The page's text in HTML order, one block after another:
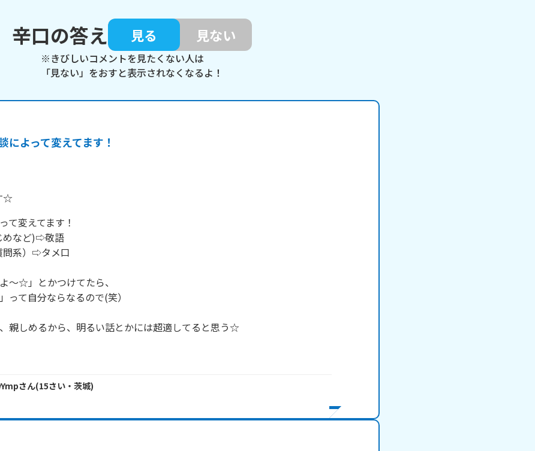
辛口の答え
見る 見ない
※きびしいコメントを見たくない人は
「見ない」をおすと表示されなくなるよ！
によって変えてます！
☆
て変えてます！
めなど)⇨敬語
系）⇨タメ口
～☆」とかつけてたら、
って自分ならなるので(笑）
親しめるから、明るい話とかには超適してると思う☆
さん(15さい・ 茨城)